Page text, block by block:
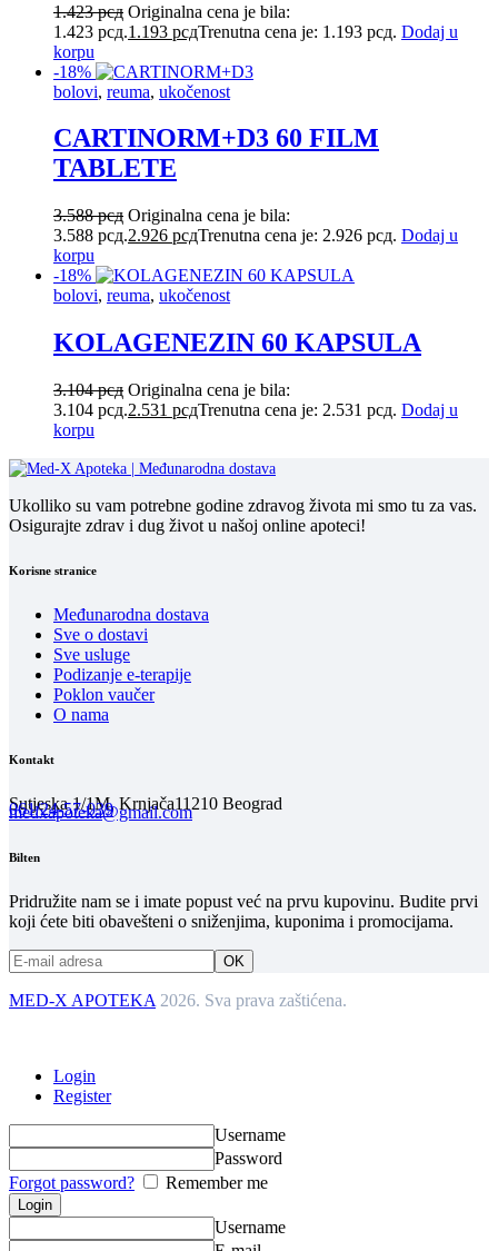
1.423рсд Originalna cena je bila:
1.423 рсд.1.193 рсдTrenutna cena je: 1.193 рсд. Dodaj u
korpu
-18%
bolovi, reuma, ukočenost
CARTINORM+D3 60 FILM
TABLETE
3.588рсд Originalna cena je bila:
3.588 рсд.2.926 рсдTrenutna cena je: 2.926 рсд. Dodaj u
korpu
-18%
bolovi, reuma, ukočenost
KOLAGENEZIN 60 KAPSULA
3.104рсд Originalna cena je bila:
3.104 рсд.2.531 рсдTrenutna cena je: 2.531 рсд. Dodaj u
korpu
Ukolliko su vam potrebne godine zdravog života mi smo tu za vas.
Osigurajte zdrav i dug život u našoj online apoteci!
Korisne stranice
Međunarodna dostava
Sve o dostavi
Sve usluge
Podizanje e-terapije
Poklon vaučer
O nama
Kontakt
Sutjeska 1/1M, Krnjača11210 Beograd
061/24-57-039
medxapoteka@gmail.com
Bilten
Pridružite nam se i imate popust već na prvu kupovinu. Budite prvi
koji ćete biti obavešteni o sniženjima, kuponima i promocijama.
MED-X APOTEKA 2026. Sva prava zaštićena.
Login
Register
Username
Password
Forgot password?
Remember me
Username